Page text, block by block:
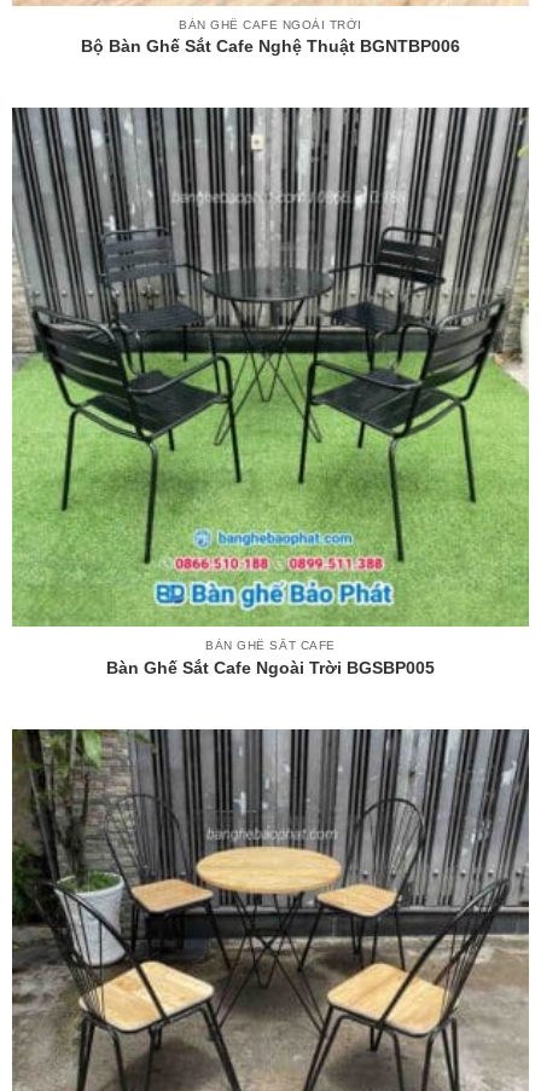
BÀN GHẾ CAFE NGOÀI TRỜI
Bộ Bàn Ghế Sắt Cafe Nghệ Thuật BGNTBP006
BÀN GHẾ SẮT CAFE
Bàn Ghế Sắt Cafe Ngoài Trời BGSBP005